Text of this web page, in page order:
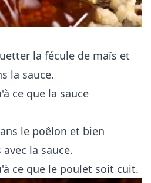
la fécule de maïs et
la sauce.
ce que la sauce
le poêlon et bien
la sauce.
ce que le poulet soit cuit.